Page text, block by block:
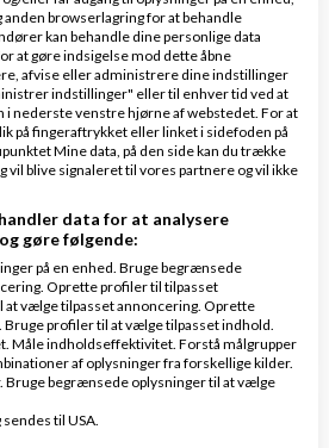
visninger |0 kommentarer
igennem. Dine første kunder
Det virker virkelig som om, at
marked for dit produkt. Men
tage springet og begynde...
Læs mere
Drøm stort!
anden browserlagring for at behandle
kan behandle dine personlige data
at gøre indsigelse mod dette åbne
afvise eller administrere dine indstillinger
indstillinger" eller til enhver tid ved at
i nederste venstre hjørne af webstedet. For at
på fingeraftrykket eller linket i sidefoden på
Mine data, på den side kan du trække
vil blive signaleret til vores partnere og vil ikke
data for at analysere
gøre følgende:
på en enhed. Bruge begrænsede
Oprette profiler til tilpasset
vælge tilpasset annoncering. Oprette
profiler til at vælge tilpasset indhold.
Måle indholdseffektivitet. Forstå målgrupper
af oplysninger fra forskellige kilder.
begrænsede oplysninger til at vælge
til USA.